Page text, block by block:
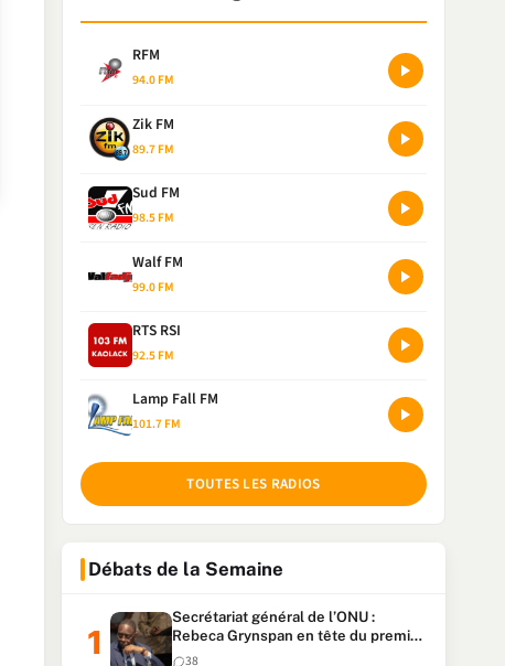
RFM
94.0 FM
Zik FM
89.7 FM
Sud FM
98.5 FM
Walf FM
99.0 FM
RTS RSI
92.5 FM
Lamp Fall FM
101.7 FM
TOUTES LES RADIOS
Débats de la Semaine
Secrétariat général de l’ONU :
Rebeca Grynspan en tête du premier
vote, Macky Sall pointe à la 5ᵉ place
38